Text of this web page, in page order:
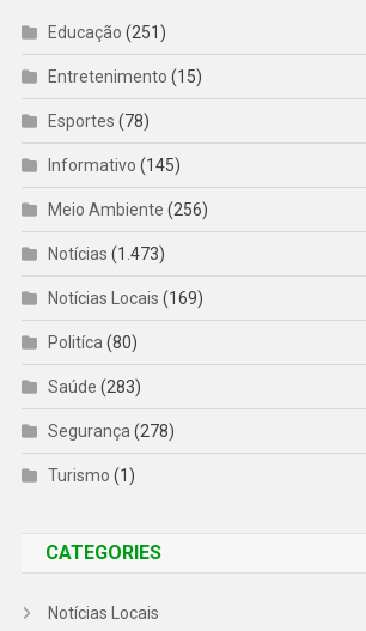
Educação (251)
Entretenimento (15)
Esportes (78)
Informativo (145)
Meio Ambiente (256)
Notícias (1.473)
Notícias Locais (169)
Politíca (80)
Saúde (283)
Segurança (278)
Turismo (1)
CATEGORIES
Notícias Locais